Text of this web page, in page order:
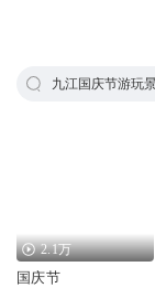
九江国庆节游玩
2.1万
国庆节